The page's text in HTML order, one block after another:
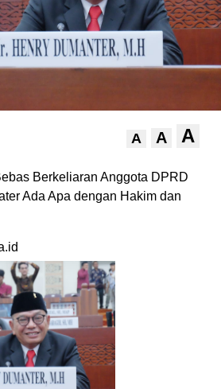
A A A
Berkeliaran Anggota DPRD
Ada Apa dengan Hakim dan